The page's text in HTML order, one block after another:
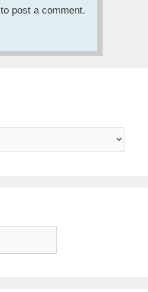
to post a comment.